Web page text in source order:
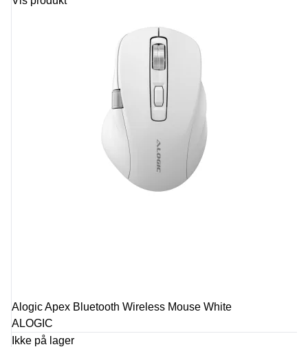
Alogic Apex Bluetooth Wireless Mouse White
ALOGIC
Ikke på lager